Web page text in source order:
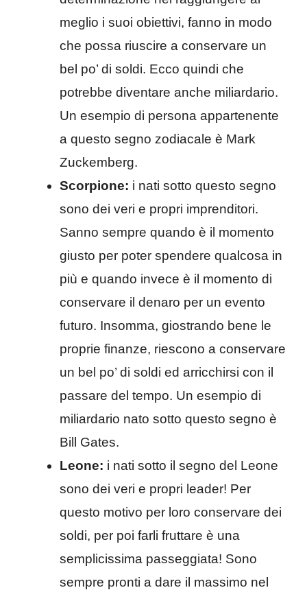
meglio i suoi obiettivi, fanno in modo
che possa riuscire a conservare un
bel po’ di soldi. Ecco quindi che
potrebbe diventare anche miliardario.
Un esempio di persona appartenente
a questo segno zodiacale è Mark
Zuckemberg.
Scorpione: i nati sotto questo segno
sono dei veri e propri imprenditori.
Sanno sempre quando è il momento
giusto per poter spendere qualcosa in
più e quando invece è il momento di
conservare il denaro per un evento
futuro. Insomma, giostrando bene le
proprie finanze, riescono a conservare
un bel po’ di soldi ed arricchirsi con il
passare del tempo. Un esempio di
miliardario nato sotto questo segno è
Bill Gates.
Leone: i nati sotto il segno del Leone
sono dei veri e propri leader! Per
questo motivo per loro conservare dei
soldi, per poi farli fruttare è una
semplicissima passeggiata! Sono
sempre pronti a dare il massimo nel